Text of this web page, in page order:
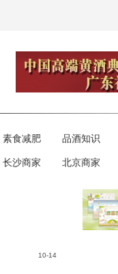
素食减肥 品酒知识
长沙商家 北京商家
10-14